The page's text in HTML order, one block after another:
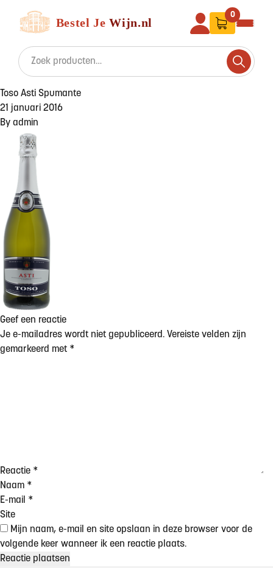
Search for:
Search
0
Toso Asti Spumante
21 januari 2016
By admin
Geef een reactie
Je e-mailadres wordt niet gepubliceerd. Vereiste velden zijn
gemarkeerd met *
Reactie *
Naam *
E-mail *
Site
Mijn naam, e-mail en site opslaan in deze browser voor de
volgende keer wanneer ik een reactie plaats.